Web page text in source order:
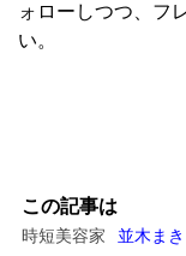
ォローしつつ、フ
い。
この記事は
時短美容家 並木まき